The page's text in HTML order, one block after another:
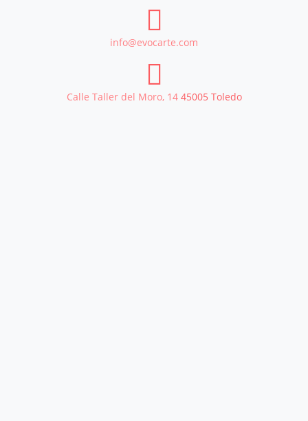
info@evocarte.com
Calle Taller del Moro, 14 45005 Toledo